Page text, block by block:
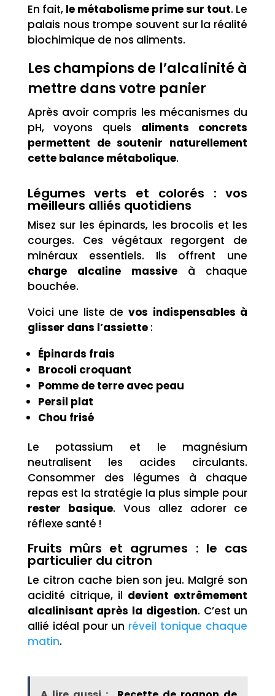
En fait, le métabolisme prime sur tout. Le
palais nous trompe souvent sur la réalité
biochimique de nos aliments.
Les champions de l’alcalinité à
mettre dans votre panier
Après avoir compris les mécanismes du
pH, voyons quels aliments concrets
permettent de soutenir naturellement
cette balance métabolique.
Légumes verts et colorés : vos
meilleurs alliés quotidiens
Misez sur les épinards, les brocolis et les
courges. Ces végétaux regorgent de
minéraux essentiels. Ils offrent une
charge alcaline massive à chaque
bouchée.
Voici une liste devos indispensables à
glisser dans l’assiette:
Épinards frais
Brocoli croquant
Pomme de terre avec peau
Persil plat
Chou frisé
Le potassium et le magnésium
neutralisent les acides circulants.
Consommer des légumes à chaque
repas est la stratégie la plus simple pour
rester basique. Vous allez adorer ce
réflexe santé !
Fruits mûrs et agrumes : le cas
particulier du citron
Le citron cache bien son jeu. Malgré son
acidité citrique, il devient extrêmement
alcalinisant après la digestion. C’est un
allié idéal pour un réveil tonique chaque
matin.